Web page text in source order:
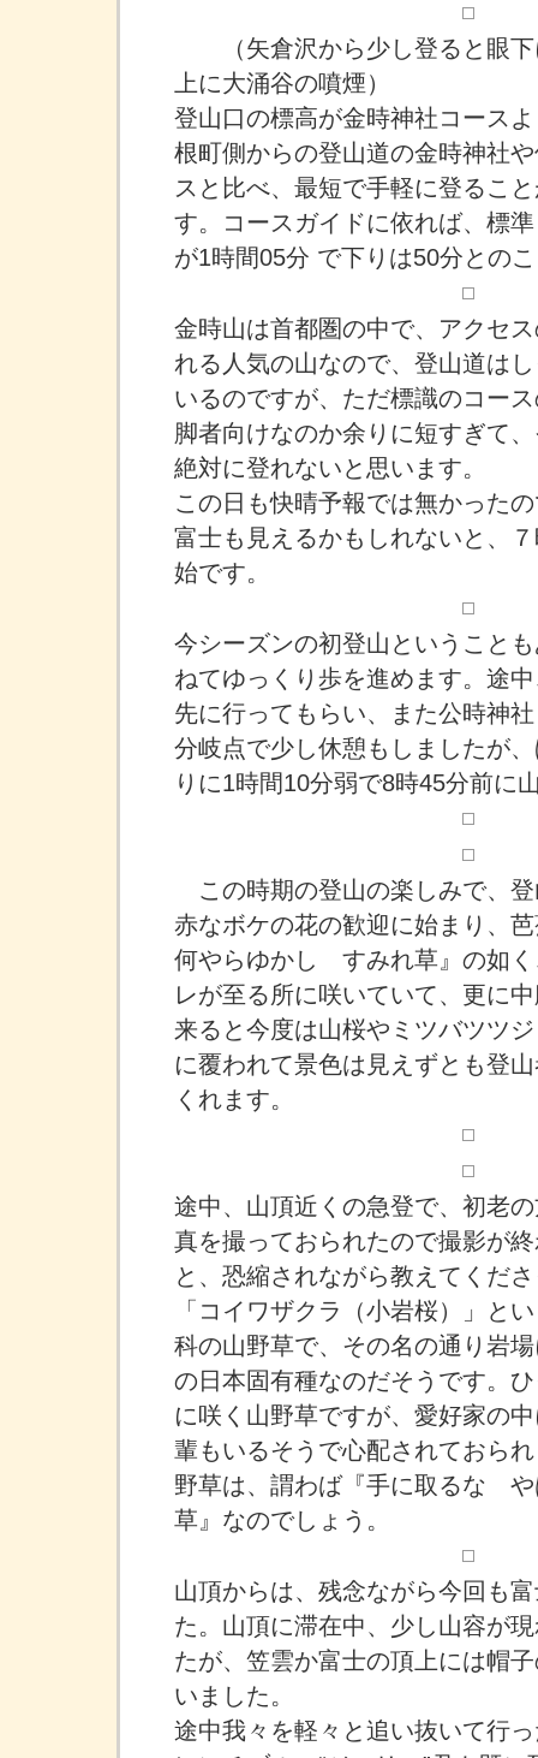
（矢倉沢から少し登ると眼下
上に大涌谷の噴煙）
登山口の標高が金時神社コース
根町側からの登山道の金時神社
スと比べ、最短で手軽に登るこ
す。コースガイドに依れば、標
が1時間05分 で下りは50分との
金時山は首都圏の中で、アクセ
れる人気の山なので、登山道は
いるのですが、ただ標識のコー
脚者向けなのか余りに短すぎて
絶対に登れないと思います。
この日も快晴予報では無かった
富士も見えるかもしれないと、
始です。
今シーズンの初登山ということ
ねてゆっくり歩を進めます。途
先に行ってもらい、また公時神
分岐点で少し休憩もしましたが
りに1時間10分弱で8時45分前に
この時期の登山の楽しみで、
赤なボケの花の歓迎に始まり、
何やらゆかし すみれ草』の如く
レが至る所に咲いていて、更に
来ると今度は山桜やミツバツツ
に覆われて景色は見えずとも登
くれます。
途中、山頂近くの急登で、初老
真を撮っておられたので撮影が
と、恐縮されながら教えてくだ
「コイワザクラ（小岩桜）」と
科の山野草で、その名の通り岩
の日本固有種なのだそうです。
に咲く山野草ですが、愛好家の
輩もいるそうで心配されておら
野草は、謂わば『手に取るな
草』なのでしょう。
山頂からは、残念ながら今回も
た。山頂に滞在中、少し山容が
たが、笠雲か富士の頂上には帽
いました。
途中我々を軽々と追い抜いて行